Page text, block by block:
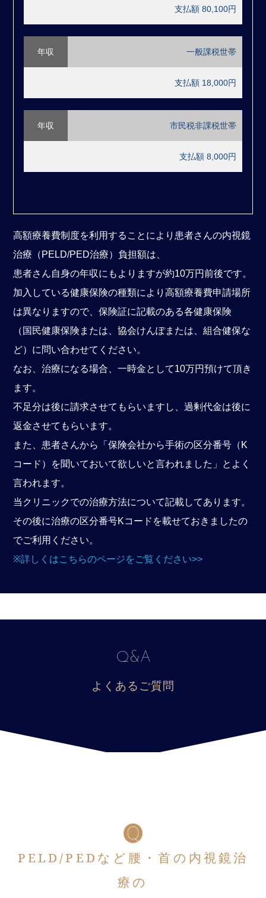
支払額 80,100円
年収 一般課税世帯
支払額 18,000円
年収 市民税非課税世帯
支払額 8,000円
高額療養費制度を利用することにより患者さんの内視鏡
治療（PELD/PED治療）負担額は、
患者さん自身の年収にもよりますが約10万円前後です。
加入している健康保険の種類により高額療養費申請場所
は異なりますので、保険証に記載のある各健康保険
（国民健康保険または、協会けんぽまたは、組合健保な
ど）に問い合わせてください。
なお、治療になる場合、一時金として10万円預けて頂き
ます。
不足分は後に請求させてもらいますし、過剰代金は後に
返金させてもらいます。
また、患者さんから「保険会社から手術の区分番号（K
コード）を聞いておいて欲しいと言われました」とよく
言われます。
当クリニックでの治療方法について記載してあります。
その後に治療の区分番号Kコードを載せておきましたの
でご利用ください。
※詳しくはこちらのページをご覧ください>>
Q&A
よくあるご質問
PELD/PEDなど腰・首の内視鏡治
療の